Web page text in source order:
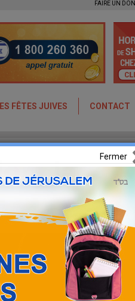
FAIRE UN DON
FÊTES JUIVES CONTACT
la
Fermer